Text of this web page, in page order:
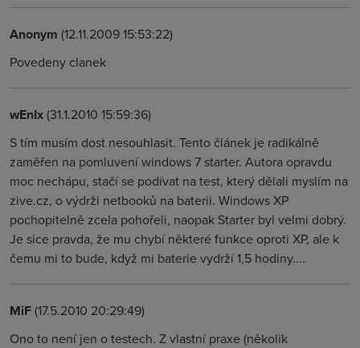
Anonym (12.11.2009 15:53:22)
Povedeny clanek
wEnIx(31.1.2010 15:59:36)
S tím musím dost nesouhlasit. Tento článek je radikálně
zaměřen na pomluvení windows 7 starter. Autora opravdu
moc nechápu, stačí se podívat na test, který dělali myslím na
zive.cz, o výdrži netbooků na baterii. Windows XP
pochopitelně zcela pohořeli, naopak Starter byl velmi dobrý.
Je sice pravda, že mu chybí některé funkce oproti XP, ale k
čemu mi to bude, když mi baterie vydrží 1,5 hodiny....
MiF(17.5.2010 20:29:49)
Ono to není jen o testech. Z vlastní praxe (několik